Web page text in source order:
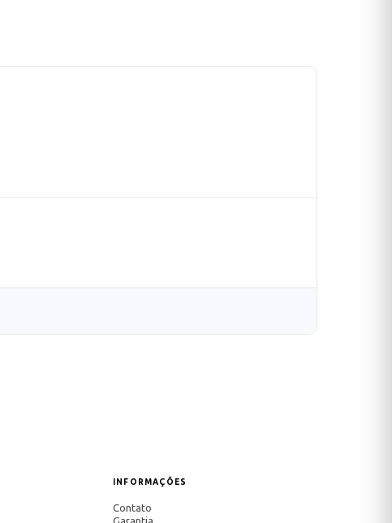
INFORMAÇÕES
Contato
Garantia